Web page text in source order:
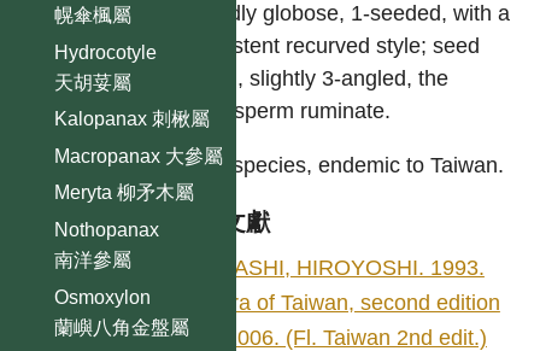
幌傘楓屬
Hydrocotyle
天胡荽屬
Kalopanax 刺楸屬
Macropanax 大參屬
Meryta 柳矛木屬
Nothopanax
南洋參屬
Osmoxylon
蘭嶼八角金盤屬
broadly globose, 1-seeded, with a
persistent recurved style; seed
ovoid, slightly 3-angled, the
endosperm ruminate.
One species, endemic to Taiwan.
參考文獻
OHASHI, HIROYOSHI. 1993.
Flora of Taiwan, second edition
3: 1006. (Fl. Taiwan 2nd edit.)